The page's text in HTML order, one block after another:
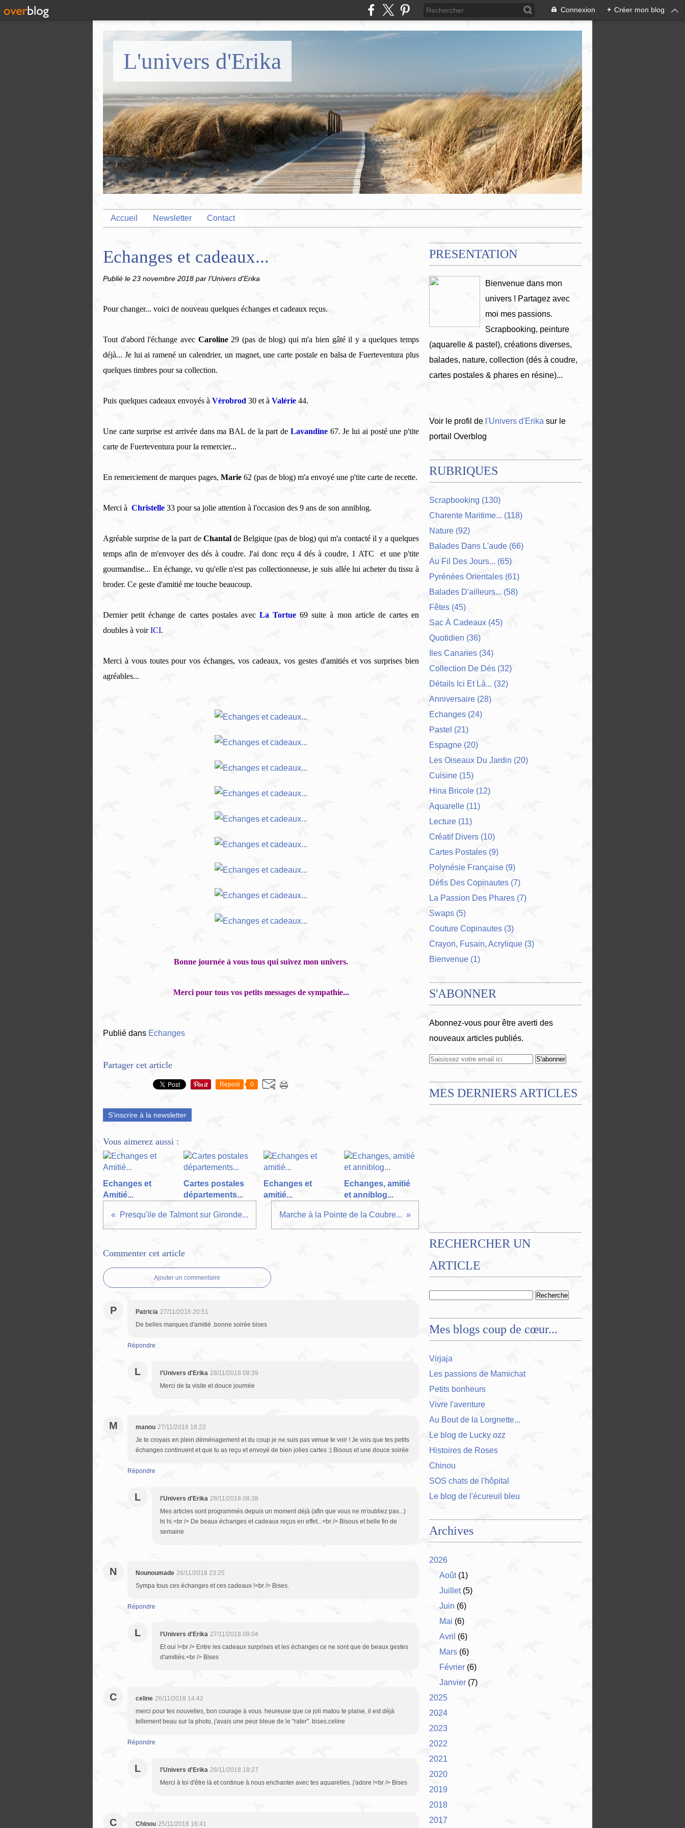
Connexion + Créer mon blog
L'univers d'Erika
Accueil Newsletter Contact
Echanges et cadeaux...
Publié le 23 novembre 2018 par l'Univers d'Erika
Pour changer... voici de nouveau quelques échanges et cadeaux reçus.
Tout d'abord l'échange avec Caroline 29 (pas de blog) qui m'a bien gâté il y a quelques temps
déjà... Je lui ai ramené un calendrier, un magnet, une carte postale en balsa de Fuerteventura plus
quelques timbres pour sa collection.
Puis quelques cadeaux envoyés à Vérobrod 30 et à Valérie 44.
Une carte surprise est arrivée dans ma BAL de la part de Lavandine67. Je lui ai posté une p'tite
carte de Fuerteventura pour la remercier...
En remerciement de marques pages, Marie 62 (pas de blog) m'a envoyé une p'tite carte de recette.
Merci à Christelle 33 pour sa jolie attention à l'occasion des 9 ans de son anniblog.
Agréable surprise de la part de Chantal de Belgique(pas de blog) qui m'a contacté il y a quelques
temps afin de m'envoyer des dés à coudre. J'ai donc reçu 4 dés à coudre, 1 ATC et une p'tite
gourmandise... En échange, vu qu'elle n'est pas collectionneuse, je suis allée lui acheter du tissu à
broder. Ce geste d'amitié me touche beaucoup.
Dernier petit échange de cartes postales avec La Tortue 69 suite à mon article de cartes en
doubles à voirICI.
Merci à vous toutes pour vos échanges, vos cadeaux, vos gestes d'amitiés et vos surprises bien
agréables...
Bonne journée à vous tous qui suivez mon univers.
Merci pour tous vos petits messages de sympathie...
Publié dans Echanges
Partager cet article
Repost 0
S'inscrire à la newsletter
Vous aimerez aussi :
Echanges et
Amitié...
Cartes postales
départements...
Echanges et
amitié...
Echanges, amitié
et anniblog...
Presqu'ile de Talmont sur Gironde... Marche à la Pointe de la Coubre...
Commenter cet article
Ajouter un commentaire
P Patricia 27/11/2018 20:51
De belles marques d'amitié .bonne soirée bises
Répondre
L l'Univers d'Erika 28/11/2018 08:39
Merci de ta visite et douce journée
M manou 27/11/2018 18:22
Je te croyais en plein déménagement et du coup je ne suis pas venue te voir ! Je vois que tes petits
échanges continuent et que tu as reçu et envoyé de bien jolies cartes :) Bisous et une douce soirée
Répondre
L l'Univers d'Erika 28/11/2018 08:38
Mes articles sont programmés depuis un moment déjà (afin que vous ne m'oubliez pas...)
hi hi.<br /> De beaux échanges et cadeaux reçus en effet...<br /> Bisous et belle fin de
semaine
N Nounoumade 26/11/2018 23:25
Sympa tous ces échanges et ces cadeaux !<br /> Bises.
Répondre
L l'Univers d'Erika 27/11/2018 09:04
Et oui !<br /> Entre les cadeaux surprises et les échanges ce ne sont que de beaux gestes
d'amitiés.<br /> Bises
C celine 26/11/2018 14:42
merci pour tes nouvelles, bon courage à vous. heureuse que ce joli matou te plaise, il est déjà
tellement beau sur la photo, j'avais une peur bleue de le "rater". bises.celine
Répondre
L l'Univers d'Erika 26/11/2018 18:27
Merci à toi d'être là et continue à nous enchanter avec tes aquarelles. j'adore !<br /> Bises
C Chinou 25/11/2018 16:41
PRESENTATION
Bienvenue dans mon
univers ! Partagez avec
moi mes passions.
Scrapbooking, peinture
(aquarelle & pastel), créations diverses,
balades, nature, collection (dés à coudre,
cartes postales & phares en résine)...
Voir le profil de l'Univers d'Erika sur le
portail Overblog
RUBRIQUES
Scrapbooking (130)
Charente Maritime... (118)
Nature (92)
Balades Dans L'aude (66)
Au Fil Des Jours... (65)
Pyrénées Orientales (61)
Balades D'ailleurs... (58)
Fêtes (45)
Sac À Cadeaux (45)
Quotidien (36)
Iles Canaries (34)
Collection De Dés (32)
Détails Ici Et Là... (32)
Anniversaire (28)
Echanges (24)
Pastel (21)
Espagne (20)
Les Oiseaux Du Jardin (20)
Cuisine (15)
Hina Bricole (12)
Aquarelle (11)
Lecture (11)
Créatif Divers (10)
Cartes Postales (9)
Polynésie Française (9)
Défis Des Copinautes (7)
La Passion Des Phares (7)
Swaps (5)
Couture Copinautes (3)
Crayon, Fusain, Acrylique (3)
Bienvenue (1)
S'ABONNER
Abonnez-vous pour être averti des
nouveaux articles publiés.
MES DERNIERS ARTICLES
RECHERCHER UN
ARTICLE
Mes blogs coup de cœur...
Virjaja
Les passions de Mamichat
Petits bonheurs
Vivre l'aventure
Au Bout de la Lorgnette...
Le blog de Lucky ozz
Histoires de Roses
Chinou
SOS chats de l'hôpital
Le blog de l'écureuil bleu
Archives
2026
Août(1)
Juillet(5)
Juin (6)
Mai (6)
Avril (6)
Mars (6)
Février (6)
Janvier (7)
2025
2024
2023
2022
2021
2020
2019
2018
2017